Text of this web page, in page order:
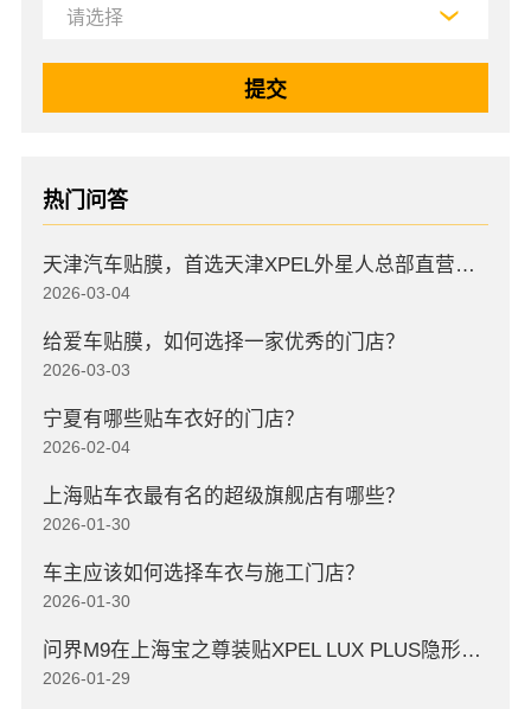
热门问答
天津汽车贴膜，首选天津XPEL外星人总部直营店，高口碑店
2026-03-04
给爱车贴膜，如何选择一家优秀的门店？
2026-03-03
宁夏有哪些贴车衣好的门店？
2026-02-04
上海贴车衣最有名的超级旗舰店有哪些？
2026-01-30
车主应该如何选择车衣与施工门店？
2026-01-30
问界M9在上海宝之尊装贴XPEL LUX PLUS隐形车衣
2026-01-29